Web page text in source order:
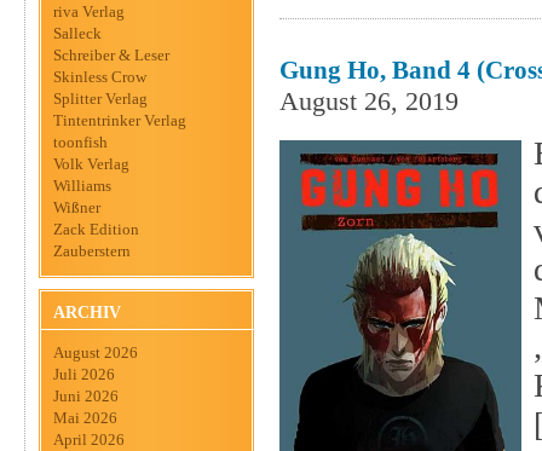
riva Verlag
Salleck
Schreiber & Leser
Skinless Crow
Splitter Verlag
Tintentrinker Verlag
toonfish
Volk Verlag
Williams
Wißner
Zack Edition
Zauberstern
ARCHIV
August 2026
Juli 2026
Juni 2026
Mai 2026
April 2026
Gung Ho, Band 4
August 26, 2019